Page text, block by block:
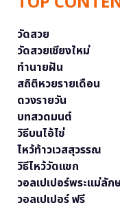
วัดสวย
วัดสวยเชียงใหม่
ทำนายฝัน
สถิติหวยรายเดือน
ดวงรายวัน
บทสวดมนต์
วิธีบนไอ้ไข่
ไหว้ท้าวเวสสุวรรณ
วิธีไหว้วัดแขก
วอลเปเปอร์พระแม่ลัก
วอลเปเปอร์ ฟรี